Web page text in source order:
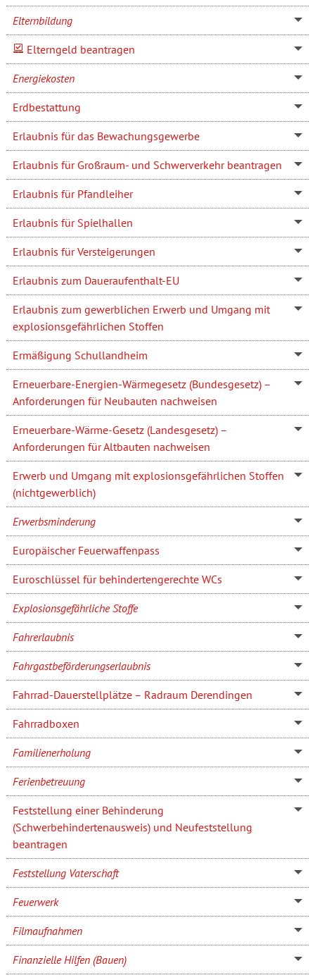
Elternbildung
Elterngeld beantragen
Energiekosten
Erdbestattung
Erlaubnis für das Bewachungsgewerbe
Erlaubnis für Großraum- und Schwerverkehr beantragen
Erlaubnis für Pfandleiher
Erlaubnis für Spielhallen
Erlaubnis für Versteigerungen
Erlaubnis zum Daueraufenthalt-EU
Erlaubnis zum gewerblichen Erwerb und Umgang mit
explosionsgefährlichen Stoffen
Ermäßigung Schullandheim
Erneuerbare-Energien-Wärmegesetz (Bundesgesetz) –
Anforderungen für Neubauten nachweisen
Erneuerbare-Wärme-Gesetz (Landesgesetz) –
Anforderungen für Altbauten nachweisen
Erwerb und Umgang mit explosionsgefährlichen Stoffen
(nichtgewerblich)
Erwerbsminderung
Europäischer Feuerwaffenpass
Euroschlüssel für behindertengerechte WCs
Explosionsgefährliche Stoffe
Fahrerlaubnis
Fahrgastbeförderungserlaubnis
Fahrrad-Dauerstellplätze – Radraum Derendingen
Fahrradboxen
Familienerholung
Ferienbetreuung
Feststellung einer Behinderung
(Schwerbehindertenausweis) und Neufeststellung
beantragen
Feststellung Vaterschaft
Feuerwerk
Filmaufnahmen
Finanzielle Hilfen (Bauen)